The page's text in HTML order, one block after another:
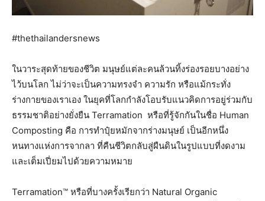
#thethailandersnews
ในวาระสุดท้ายของชีวิต มนุษย์แต่ละคนล้วนทิ้งร่องรอยบางอย่าง
ไว้บนโลก ไม่ว่าจะเป็นความทรงจำ ความรัก หรือแม้กระทั่ง
ร่างกายของเราเอง ในยุคที่โลกกำลังโอบรับแนวคิดการอยู่ร่วมกับ
ธรรมชาติอย่างยั่งยืน Terramation หรือที่รู้จักกันในชื่อ Human
Composting คือ การทำปุ๋ยหมักจากร่างมนุษย์ เป็นอีกหนึ่ง
หนทางแห่งการจากลา ที่คืนชีวิตกลับสู่ผืนดินในรูปแบบที่งดงาม
และเต็มเปี่ยมไปด้วยความหมาย
Terramation™ หรือที่บางครั้งเรียกว่า Natural Organic